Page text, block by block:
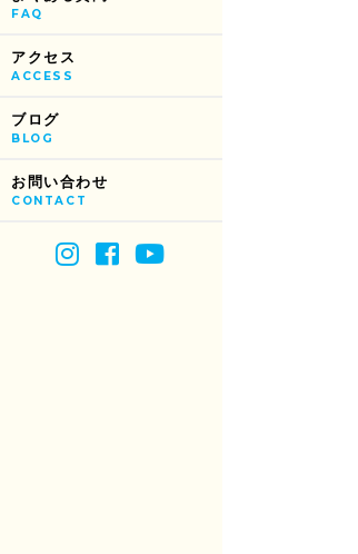
FAQ
アクセス
ACCESS
ブログ
BLOG
お問い合わせ
CONTACT